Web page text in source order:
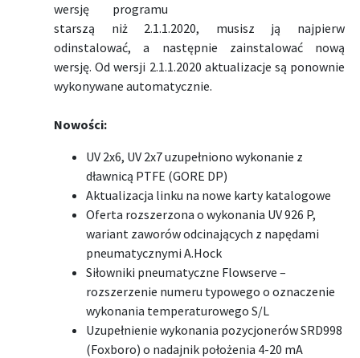
wersję programu
starszą niż 2.1.1.2020, musisz ją najpierw
odinstalować, a następnie zainstalować nową
wersję. Od wersji 2.1.1.2020 aktualizacje są ponownie
wykonywane automatycznie.
Nowości:
UV 2x6, UV 2x7 uzupełniono wykonanie z
dławnicą PTFE (GORE DP)
Aktualizacja linku na nowe karty katalogowe
Oferta rozszerzona o wykonania UV 926 P,
wariant zaworów odcinających z napędami
pneumatycznymi A.Hock
Siłowniki pneumatyczne Flowserve –
rozszerzenie numeru typowego o oznaczenie
wykonania temperaturowego S/L
Uzupełnienie wykonania pozycjonerów SRD998
(Foxboro) o nadajnik położenia 4-20 mA